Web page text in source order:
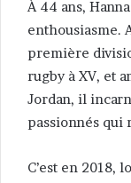
À 44 ans,
enthousiasme.
première
rugby à XV, et
Jordan, il
passionnés qui
C’est en 2018,